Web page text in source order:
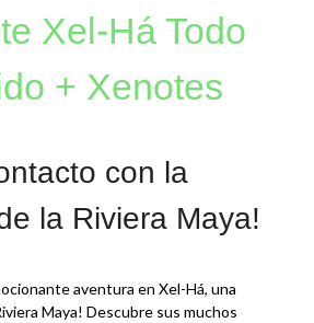
Xel-Há Todo
+ Xenotes
con la
la Riviera Maya!
aventura en Xel-Há, una
Maya! Descubre sus muchos